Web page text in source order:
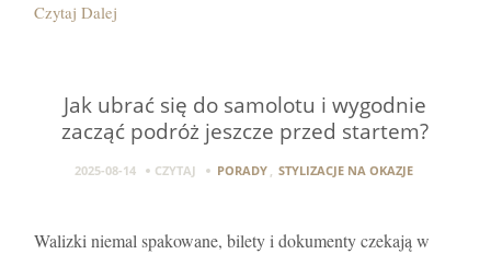
Czytaj Dalej
Jak ubrać się do samolotu i wygodnie
zacząć podróż jeszcze przed startem?
2025-08-14 CZYTAJ PORADY STYLIZACJE NA OKAZJE
Walizki niemal spakowane, bilety i dokumenty czekają w